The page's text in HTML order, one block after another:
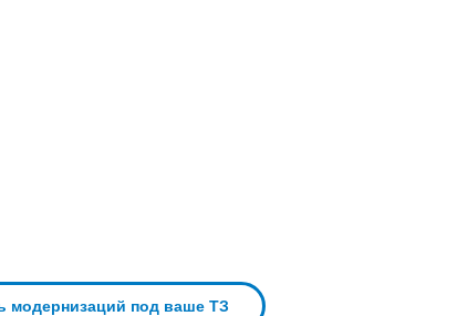
модернизаций под ваше ТЗ